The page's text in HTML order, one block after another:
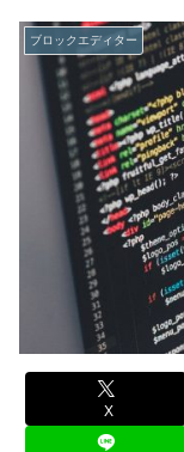
ブロックエディター
X